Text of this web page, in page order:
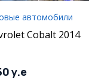
автомобили
Cobalt 2014
y.e